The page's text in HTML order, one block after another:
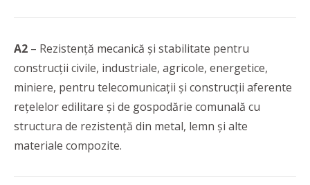
A2 – Rezistență mecanică și stabilitate pentru
construcții civile, industriale, agricole, energetice,
miniere, pentru telecomunicații și construcții aferente
rețelelor edilitare și de gospodărie comunală cu
structura de rezistență din metal, lemn și alte
materiale compozite.